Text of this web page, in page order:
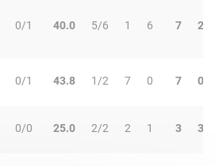
0/1 40.0 5/6 1 6 7 2
0/1 43.8 1/2 7 0 7 0
0/0 25.0 2/2 2 1 3 3